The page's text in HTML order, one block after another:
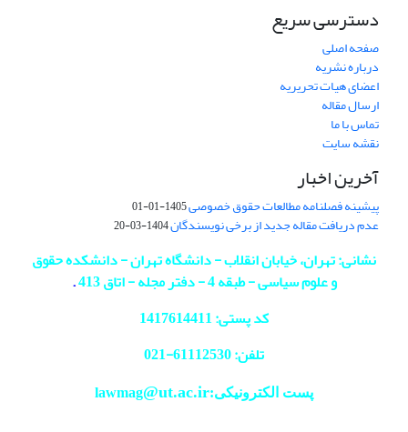
دسترسی سریع
صفحه اصلی
درباره نشریه
اعضای هیات تحریریه
ارسال مقاله
تماس با ما
نقشه سایت
آخرین اخبار
پیشینه فصلنامه مطالعات حقوق خصوصی1405-01-01
عدم دریافت مقاله جدید از برخی نویسندگان1404-03-20
نشانی: تهران، خیابان انقلاب - دانشگاه تهران - دانشکده حقوق
و علوم سیاسی - طبقه 4 - دفتر مجله - اتاق 413
.
کد پستی: 1417614411
تلفن: 61112530-
021
پست الکترونیکی:lawmag@ut.ac.ir